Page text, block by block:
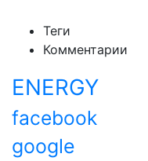
Теги
Комментарии
ENERGY
facebook
google